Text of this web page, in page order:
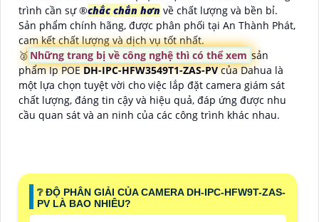
trình cần sự ®️chắc chắn hơn về chất lượng và bền bỉ.
Sản phẩm chính hãng, được phân phối tại An Thành Phát,
cam kết chất lượng và dịch vụ tốt nhất.
🥈️ Những trang bị về công nghệ thì có thể xem sản
phẩm Ip POEDH-IPC-HFW3549T1-ZAS-PVcủa Dahua là
một lựa chọn tuyệt vời cho việc lắp đặt camera giám sát
chất lượng, đáng tin cậy và hiệu quả, đáp ứng được nhu
cầu quan sát và an ninh của các công trình khác nhau.
❔ ĐỘ PHÂN GIẢI CỦA CAMERA DH-IPC-HFW9T-ZAS-
PV LÀ BAO NHIÊU?